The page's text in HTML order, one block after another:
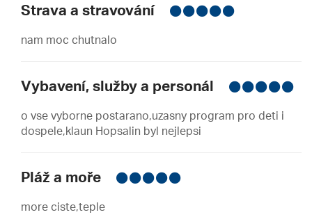
Strava a stravování
nam moc chutnalo
Vybavení, služby a personál
o vse vyborne postarano,uzasny program pro deti i
dospele,klaun Hopsalin byl nejlepsi
Pláž a moře
more ciste,teple